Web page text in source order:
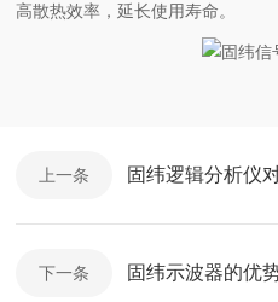
高散热效率，延长使用寿命。
上一条
下一条 固纬示波器的优